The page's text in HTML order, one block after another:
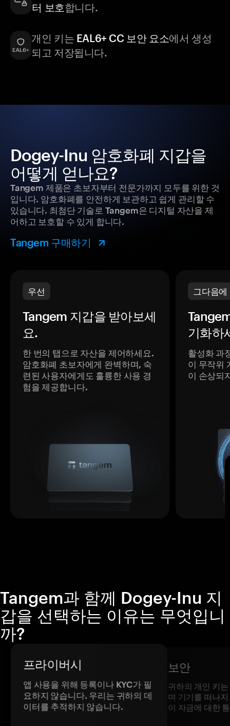
터 보호합니다.
개인 키는 EAL6+ CC 보안 요소에서 생성
되고 저장됩니다.
Dogey-Inu 암호화폐 지갑을
어떻게 얻나요?
Tangem 제품은 초보자부터 전문가까지 모두를 위한 것
입니다. 암호화폐를 안전하게 보관하고 쉽게 관리할 수
있습니다. 최첨단 기술로 Tangem은 디지털 자산을 제
어하고 보호할 수 있게 합니다.
Tangem 구매하기
우선
Tangem 지갑을 받아보세
요.
한 번의 탭으로 자산을 제어하세요.
암호화폐 초보자에게 완벽하며, 숙
련된 사용자에게도 훌륭한 사용 경
험을 제공합니다.
그다음에
기화하
활성화 과
이 무작위
이 손상되
Tangem과 함께 Dogey-Inu 지
갑을 선택하는 이유는 무엇입니
까?
프라이버시
앱 사용을 위해 등록이나 KYC가 필
요하지 않습니다. 우리는 귀하의 데
이터를 추적하지 않습니다.
보안
귀하의 개인 키
며 기기를 떠나
이 자금에 대한